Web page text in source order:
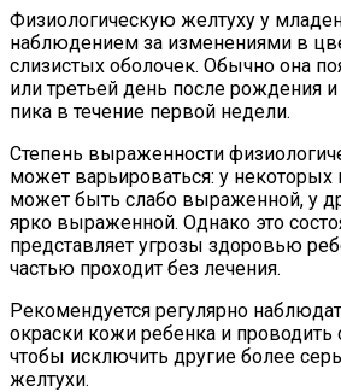
Физиологическую желтуху у
наблюдением за изменениями в
слизистых оболочек. Обычно она
или третьей день после рождения и
пика в течение первой недели.
Степень выраженности
может варьироваться: у
может быть слабо выраженной, у
ярко выраженной. Однако это
представляет угрозы здоровью
частью проходит без лечения.
Рекомендуется регулярно
окраски кожи ребенка и проводить
чтобы исключить другие более
желтухи.